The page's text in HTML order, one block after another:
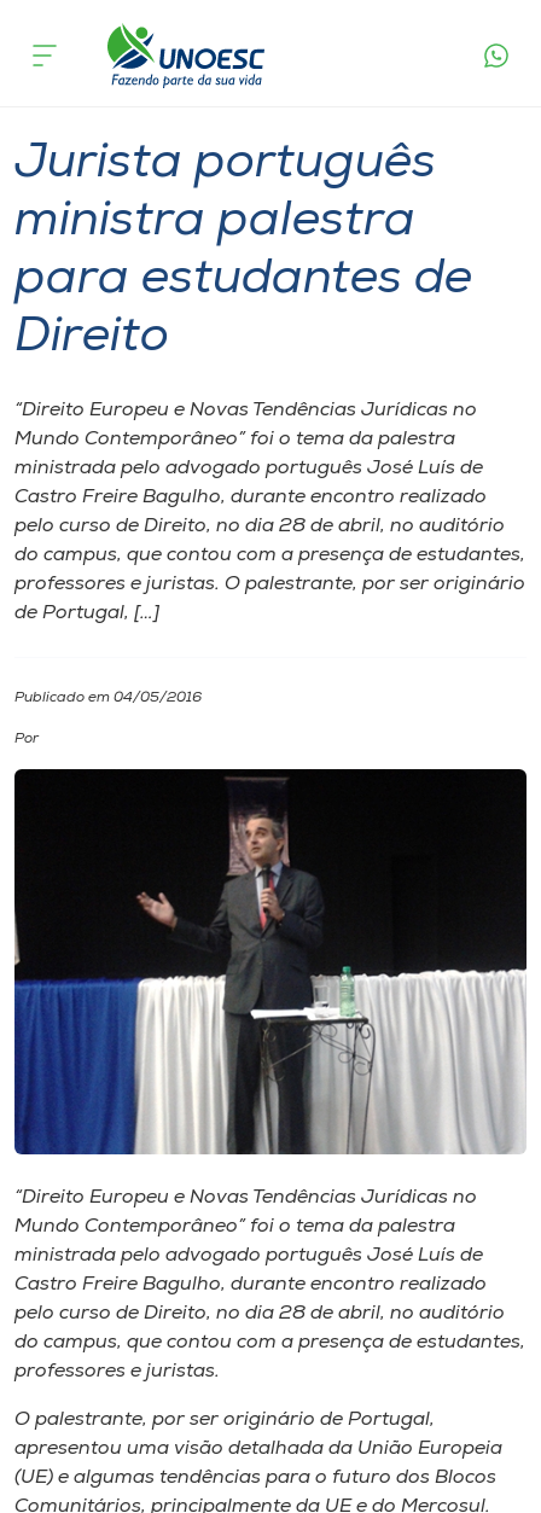
Cursos
Pesquisa
Atendimento ao Estudante
Portal de Ensino
A
Internacionalização
I.nova
Cultura
Editora
Rádio
Store
Selecione
o idioma
acontece
Jurista português
ministra palestra
para estudantes de
Direito
“Direito Europeu e Novas Tendências Jurídicas no
Mundo Contemporâneo” foi o tema da palestra
ministrada pelo advogado português José Luís de
Castro Freire Bagulho, durante encontro realizado
pelo curso de Direito, no dia 28 de abril, no auditório
do campus, que contou com a presença de estudantes,
professores e juristas. O palestrante, por ser originário
de Portugal, […]
Publicado em 04/05/2016
Por
“Direito Europeu e Novas Tendências Jurídicas no
Mundo Contemporâneo” foi o tema da palestra
ministrada pelo advogado português José Luís de
Castro Freire Bagulho, durante encontro realizado
pelo curso de Direito, no dia 28 de abril, no auditório
do campus, que contou com a presença de estudantes,
professores e juristas.
O palestrante, por ser originário de Portugal,
apresentou uma visão detalhada da União Europeia
(UE) e algumas tendências para o futuro dos Blocos
Comunitários, principalmente da UE e do Mercosul.